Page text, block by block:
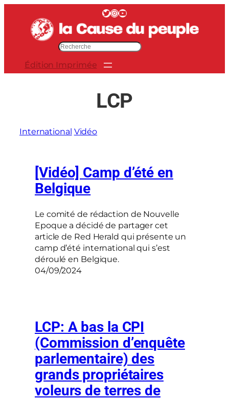
contenu
Twitter InstagramYouTube
e
Édition Imprimée
LCP
International Vidéo
[Vidéo] Camp d’été en
Belgique
Le comité de rédaction de Nouvelle
Epoque a décidé de partager cet
article de Red Herald qui présente un
camp d’été international qui s’est
déroulé en Belgique.
04/09/2024
LCP: A bas la CPI
(Commission d’enquête
parlementaire) des
grands propriétaires
voleurs de terres de